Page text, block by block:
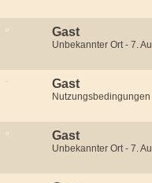
Gast
Unbekannter Ort - 7.
Gast
Nutzungsbedingungen
Gast
Unbekannter Ort - 7.